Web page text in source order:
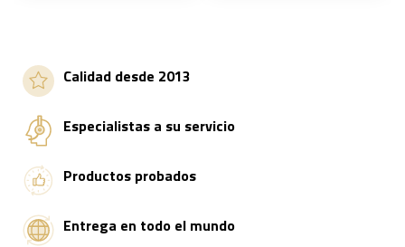
Calidad desde 2013
Especialistas a su servicio
Productos probados
Entrega en todo el mundo